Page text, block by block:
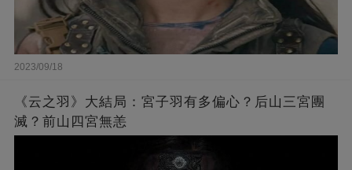
2023/09/18
《云之羽》大結局：宮子羽有多偏心？后山三宮團
滅？前山四宮無恙